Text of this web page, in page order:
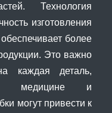
Технология
изготовления
более
Это важно
каждая деталь,
медицине и
могут привести к